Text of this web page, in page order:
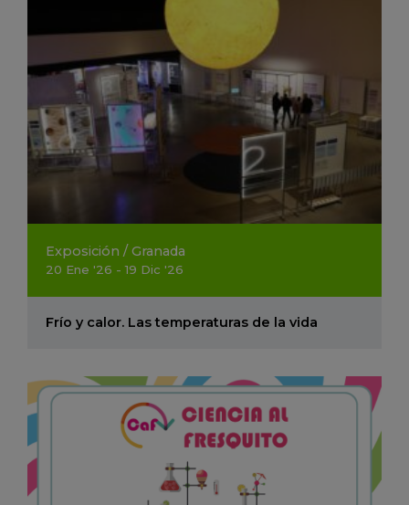
Exposición / Granada
20 Ene '26 - 19 Dic '26
Frío y calor. Las temperaturas de la vida